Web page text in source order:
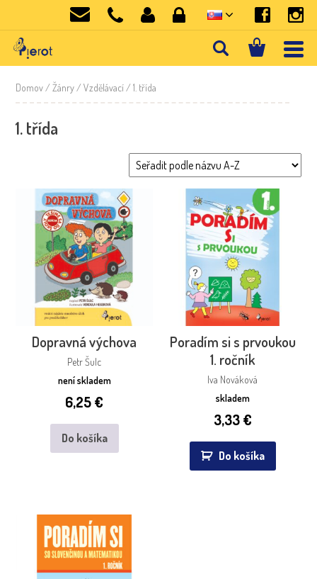
Domov / Žánry /Vzdělávací / 1. třída
1. třída
Dopravná výchova
Petr Šulc
není skladem
6,25€
Do košíka
Poradím si s prvoukou
1. ročník
Iva Nováková
skladem
3,33€
Do košíka